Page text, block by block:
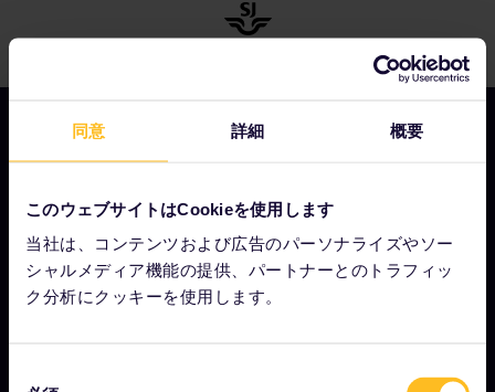
同意 詳細 概要
このウェブサイトはCookieを使用します
当社は、コンテンツおよび広告のパーソナライズやソー
シャルメディア機能の提供、パートナーとのトラフィッ
ク分析にクッキーを使用します。
会社情報
Eurail.com について
採用情報